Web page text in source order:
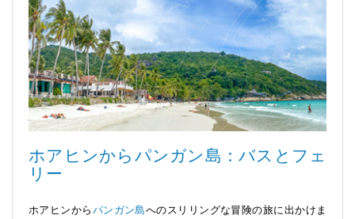
ホアヒンからパンガン島：バスとフェ
リー
ホアヒンから パンガン島へのスリリングな冒険の旅に出かけま